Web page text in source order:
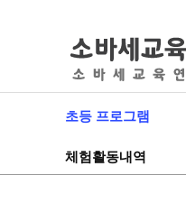
초등 프로그램
체험활동내역